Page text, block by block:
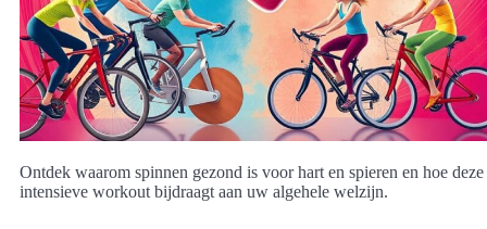
Ontdek waarom spinnen gezond is voor hart en spieren en hoe deze
intensieve workout bijdraagt aan uw algehele welzijn.